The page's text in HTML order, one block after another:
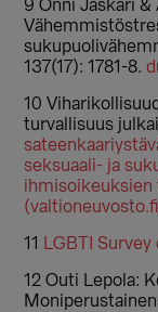
9 Onni Jaskari &
137(17): 1781-8.
10
turvallisuus
seksuaali- ja
ihmisoikeuksien
11 LGBTI
12 Outi Lepola: